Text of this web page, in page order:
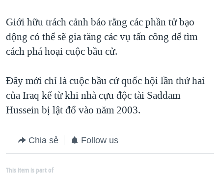
Giới hữu trách cảnh báo rằng các phần tử bạo
động có thể sẽ gia tăng các vụ tấn công để tìm
cách phá hoại cuộc bầu cử.
Đây mới chỉ là cuộc bầu cử quốc hội lần thứ hai
của Iraq kể từ khi nhà cựu độc tài Saddam
Hussein bị lật đổ vào năm 2003.
Chia sẻ Follow us
This item is part of